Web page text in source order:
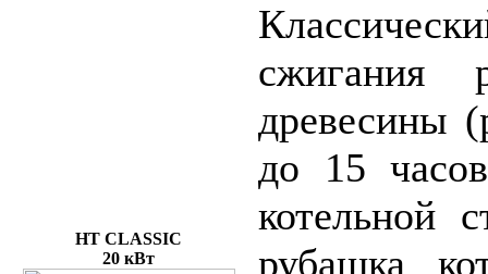
HT CLASSIC
20 кВт
сжигания
древесины
до 15
котельной
рубашка